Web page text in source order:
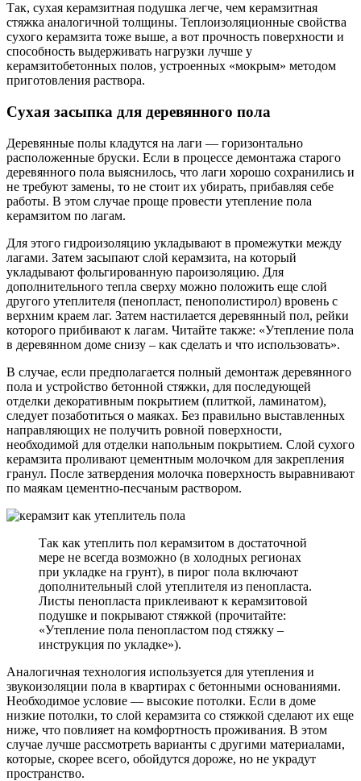
Так, сухая керамзитная подушка легче, чем керамзитная
стяжка аналогичной толщины. Теплоизоляционные свойства
сухого керамзита тоже выше, а вот прочность поверхности и
способность выдерживать нагрузки лучше у
керамзитобетонных полов, устроенных «мокрым» методом
приготовления раствора.
Сухая засыпка для деревянного пола
Деревянные полы кладутся на лаги — горизонтально
расположенные бруски. Если в процессе демонтажа старого
деревянного пола выяснилось, что лаги хорошо сохранились и
не требуют замены, то не стоит их убирать, прибавляя себе
работы. В этом случае проще провести утепление пола
керамзитом по лагам.
Для этого гидроизоляцию укладывают в промежутки между
лагами. Затем засыпают слой керамзита, на который
укладывают фольгированную пароизоляцию. Для
дополнительного тепла сверху можно положить еще слой
другого утеплителя (пенопласт, пенополистирол) вровень с
верхним краем лаг. Затем настилается деревянный пол, рейки
которого прибивают к лагам. Читайте также: «Утепление пола
в деревянном доме снизу – как сделать и что использовать».
В случае, если предполагается полный демонтаж деревянного
пола и устройство бетонной стяжки, для последующей
отделки декоративным покрытием (плиткой, ламинатом),
следует позаботиться о маяках. Без правильно выставленных
направляющих не получить ровной поверхности,
необходимой для отделки напольным покрытием. Слой сухого
керамзита проливают цементным молочком для закрепления
гранул. После затвердения молочка поверхность выравнивают
по маякам цементно-песчаным раствором.
Так как утеплить пол керамзитом в достаточной
мере не всегда возможно (в холодных регионах
при укладке на грунт), в пирог пола включают
дополнительный слой утеплителя из пенопласта.
Листы пенопласта приклеивают к керамзитовой
подушке и покрывают стяжкой (прочитайте:
«Утепление пола пенопластом под стяжку –
инструкция по укладке»).
Аналогичная технология используется для утепления и
звукоизоляции пола в квартирах с бетонными основаниями.
Необходимое условие — высокие потолки. Если в доме
низкие потолки, то слой керамзита со стяжкой сделают их еще
ниже, что повлияет на комфортность проживания. В этом
случае лучше рассмотреть варианты с другими материалами,
которые, скорее всего, обойдутся дороже, но не украдут
пространство.